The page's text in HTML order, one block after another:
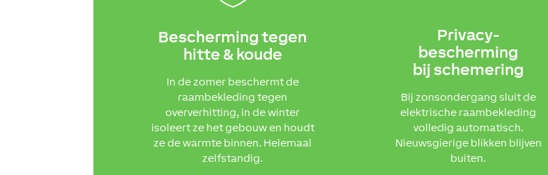
Bescherming tegen
hitte & koude
In de zomer beschermt de
raambekleding tegen
oververhitting, in de winter
isoleert ze het gebouw en houdt
ze de warmte binnen. Helemaal
zelfstandig.
Privacy-
bescherming
bij schemering
Bij zonsondergang sluit de
elektrische raambekleding
volledig automatisch.
Nieuwsgierige blikken blijven
buiten.